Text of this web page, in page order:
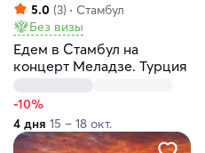
5.0 (3)
Стамбул
Без визы
Едем в Стамбул на
концерт Меладзе. Турция
-10%
4 дня 15 – 18 окт.